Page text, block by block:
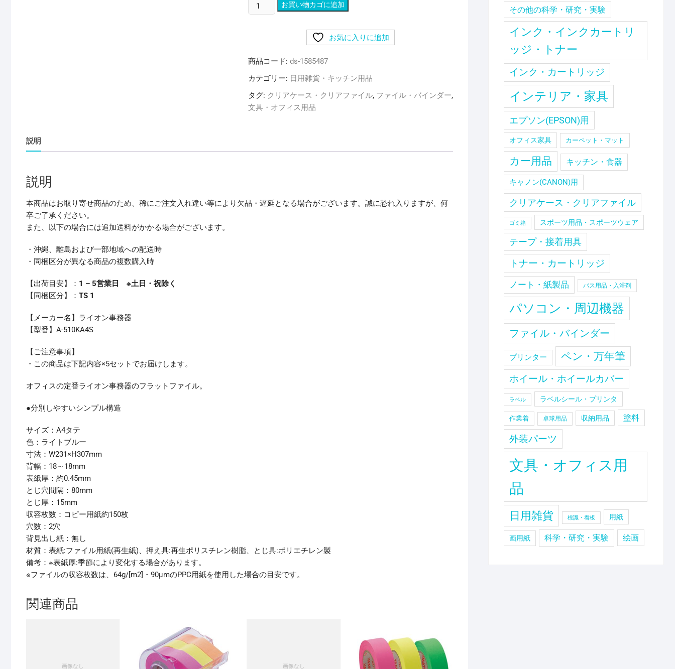
(ま
と
オ
ン
務
器
ル
ト
(10
冊)
お買い物カゴに追加
お気に入りに追加
商品コード: ds-1585487
カテゴリー: 日用雑貨・キッチン用品
タグ: クリアケース・クリアファイル, ファイル・バインダー,
文具・オフィス用品
説明
説明
本商品はお取り寄せ商品のため、稀にご注文入れ違い等により欠品・遅延となる場合がございます。誠に恐れ入りますが、何
卒ご了承ください。
また、以下の場合には追加送料がかかる場合がございます。
・沖縄、離島および一部地域への配送時
・同梱区分が異なる商品の複数購入時
【出荷目安】： 1 – 5営業日 ※土日・祝除く
【同梱区分】： TS 1
【メーカー名】ライオン事務器
【型番】A-510KA4S
【ご注意事項】
・この商品は下記内容×5セットでお届けします。
オフィスの定番ライオン事務器のフラットファイル。
●分別しやすいシンプル構造
サイズ：A4タテ
色：ライトブルー
寸法：W231×H307mm
背幅：18～18mm
表紙厚：約0.45mm
とじ穴間隔：80mm
とじ厚：15mm
収容枚数：コピー用紙約150枚
穴数：2穴
背見出し紙：無し
材質：表紙:ファイル用紙(再生紙)、押え具:再生ポリスチレン樹脂、とじ具:ポリエチレン製
備考：※表紙厚:季節により変化する場合があります。
※ファイルの収容枚数は、64g/[m2]・90μmのPPC用紙を使用した場合の目安です。
関連商品
その他の科学・研究・実験
インク・インクカートリ
ッジ・トナー
インク・カートリッジ
インテリア・家具
エプソン(EPSON)用
オフィス家具 カーペット・マット
カー用品 キッチン・食器
キャノン(CANON)用
クリアケース・クリアファイル
ゴミ箱 スポーツ用品・スポーツウェア
テープ・接着用具
トナー・カートリッジ
ノート・紙製品 バス用品・入浴剤
パソコン・周辺機器
ファイル・バインダー
プリンター ペン・万年筆
ホイール・ホイールカバー
ラベル ラベルシール・プリンタ
作業着 卓球用品 収納用品 塗料
外装パーツ
文具・オフィス用
品
日用雑貨 標識・看板 用紙
画用紙 科学・研究・実験 絵画